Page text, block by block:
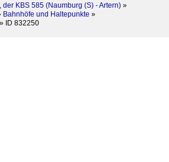
KBS 585 (Naumburg (S) - Artern) »
Bahnhöfe und Haltepunkte »
ID 832250